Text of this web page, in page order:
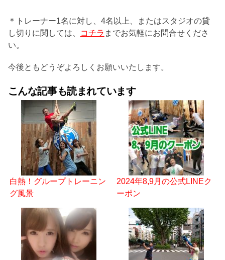
＊トレーナー1名に対し、4名以上、またはスタジオの貸
し切りに関しては、
コチラ までお気軽にお問合せくださ
い。
今後ともどうぞよろしくお願いいたします。
こんな記事も読まれています
白熱！グループトレーニン
グ風景
2024年8,9月の公式LINEク
ーポン